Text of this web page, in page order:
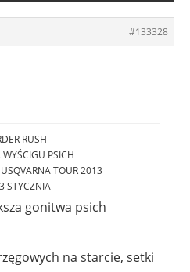
#133328
RUSH
WYŚCIGU PSICH
TOUR 2013
STYCZNIA
gonitwa psich
na starcie, setki